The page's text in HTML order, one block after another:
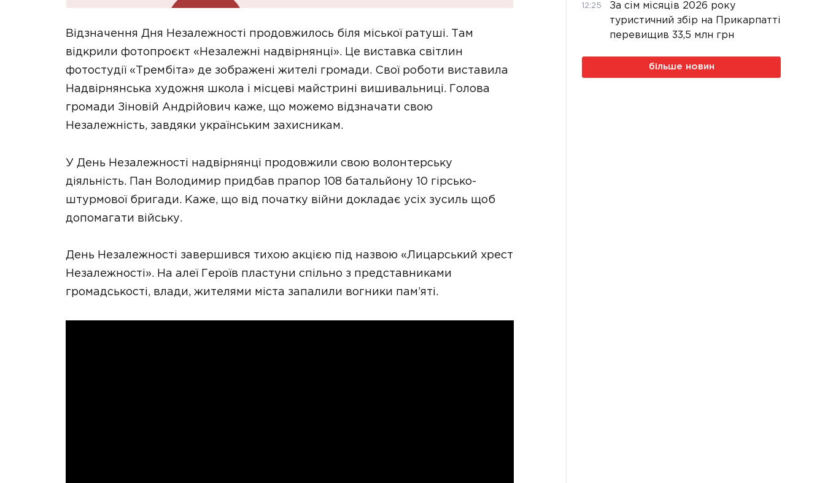
Відзначення Дня Незалежності продовжилось біля міської ратуші. Там
відкрили фотопроєкт «Незалежні надвірнянці». Це виставка світлин
фотостудії «Трембіта» де зображені жителі громади. Свої роботи виставила
Надвірнянська художня школа і місцеві майстрині вишивальниці. Голова
громади Зіновій Андрійович каже, що можемо відзначати свою
Незалежність, завдяки українським захисникам.
У День Незалежності надвірнянці продовжили свою волонтерську
діяльність. Пан Володимир придбав прапор 108 батальйону 10 гірсько-
штурмової бригади. Каже, що від початку війни докладає усіх зусиль щоб
допомагати війську.
День Незалежності завершився тихою акцією під назвою «Лицарський хрест
Незалежності». На алеї Героїв пластуни спільно з представниками
громадськості, влади, жителями міста запалили вогники пам’яті.
12:25
За сім місяців 2026 року
туристичний збір на Прикарпатті
перевищив 33,5 млн грн
більше новин